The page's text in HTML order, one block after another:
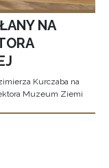
NA
Kurczaba na
Muzeum Ziemi